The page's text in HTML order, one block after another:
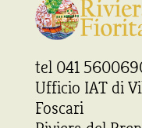
tel 041
Ufficio IAT di
Foscari